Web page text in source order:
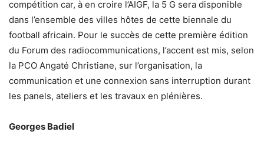
compétition car, à en croire l’AIGF, la 5 G sera disponible
dans l’ensemble des villes hôtes de cette biennale du
football africain. Pour le succès de cette première édition
du Forum des radiocommunications, l’accent est mis, selon
la PCO Angaté Christiane, sur l’organisation, la
communication et une connexion sans interruption durant
les panels, ateliers et les travaux en plénières.
Georges Badiel